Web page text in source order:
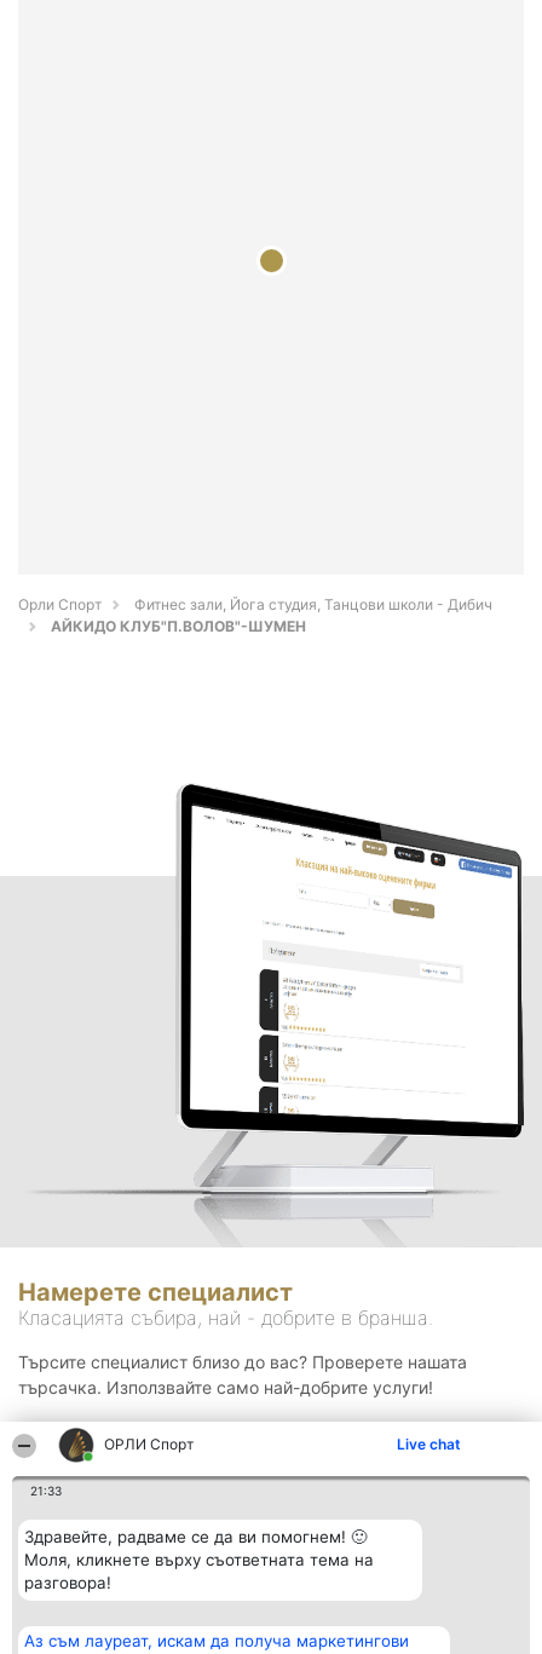
ОРЛИ Спорт Live chat
21:33
Здравейте, радваме се да ви помогнем! 🙂
Моля, кликнете върху съответната тема на
разговора!
Аз съм лауреат, искам да получа маркетингови
Орли Спорт
Фитнес зали, Йога студия, Танцови школи - Дибич
АЙКИДО КЛУБ"П.ВОЛОВ"-ШУМЕН
Намерете специалист
Класацията събира, най - добрите в бранша.
Търсите специалист близо до вас? Проверете нашата
търсачка. Използвайте само най-добрите услуги!
Организатор на
Класация Контакти